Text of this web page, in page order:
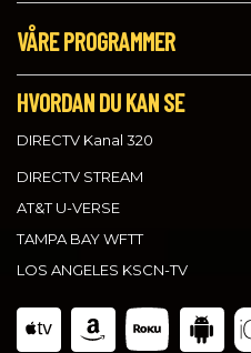
VÅRE PROGRAMMER
HVORDAN DU KAN SE
DIRECTV Kanal 320
DIRECTV STREAM
AT&T U-VERSE
TAMPA BAY WFTT
LOS ANGELES KSCN-TV